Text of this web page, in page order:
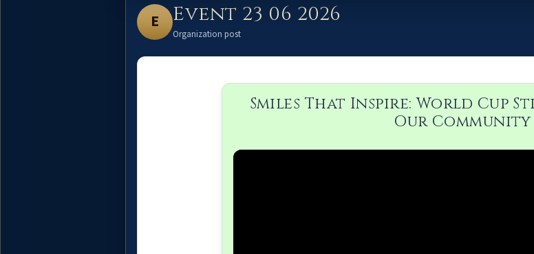
E Event 23 06 2026
Organization post
Smiles That Inspire: World Cup
Our Community